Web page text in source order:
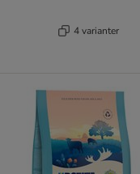
4 varianter